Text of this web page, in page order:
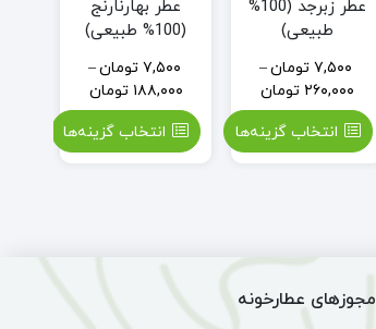
عطر زبرجد (100%
طبیعی)
۷,۵۰۰ تومان–
۲۶۰,۰۰۰ تومان
انتخاب گزینه‌ها
عطر بهارنارنج
(100% طبیعی)
۷,۵۰۰ تومان–
۱۸۸,۰۰۰ تومان
انتخاب گزینه‌ها
مجوزهای عطارخونه